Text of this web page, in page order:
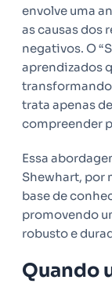
envolve uma
as causas dos
negativos. O
aprendizados
trata apenas
compreender
Essa
Shewhart, por
base de
promovendo
robusto e
Quando